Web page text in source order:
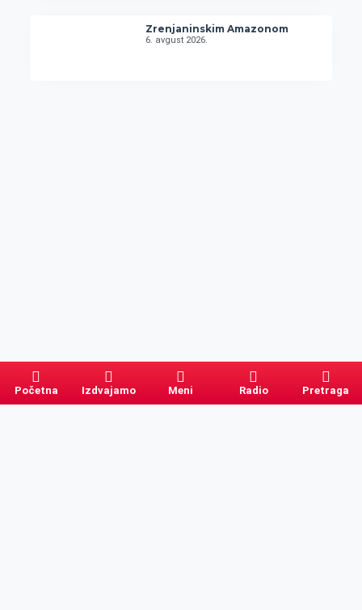
Zrenjaninskim Amazonom
6. avgust 2026.
Početna Izdvajamo Meni Radio Pretraga